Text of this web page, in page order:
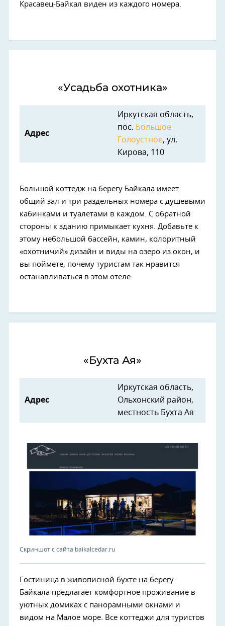
Красавец-Байкал виден из каждого номера.
«Усадьба охотника»
Адрес
Иркутская область,
пос. Большое
Голоустное, ул.
Кирова, 110
Большой коттедж на берегу Байкала имеет
общий зал и три раздельных номера с душевыми
кабинками и туалетами в каждом. С обратной
стороны к зданию примыкает кухня. Добавьте к
этому небольшой бассейн, камин, колоритный
«охотничий» дизайн и виды на озеро из окон, и
вы поймете, почему туристам так нравится
останавливаться в этом отеле.
«Бухта Ая»
Адрес
Иркутская область,
Ольхонский район,
местность Бухта Ая
Скриншот с сайта baikalcedar.ru
Гостиница в живописной бухте на берегу
Байкала предлагает комфортное проживание в
уютных домиках с панорамными окнами и
видом на Малое море. Все коттеджи для туристов